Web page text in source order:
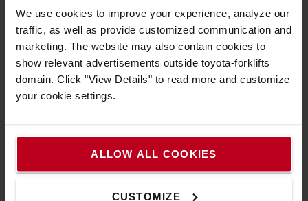
We use cookies to improve your experience, analyze our
traffic, as well as provide customized communication and
marketing. The website may also contain cookies to
show relevant advertisements outside toyota-forklifts
domain. Click "View Details" to read more and customize
your cookie settings.
ALLOW ALL COOKIES
CUSTOMIZE
frontaux thermiques, chariots à mât rétractable…).
Lalocation court termeest la solution optimale pour
un besoin ne dépensant pas une année. Elle permet
de combler vos besoins lors d’un surcroît d’activité
et peut être anticipée. La durée de location peut
aller de un jour à un an.
7 ans suivant vos besoins vous offrant un
durée préserve votre trésorerie vous permettant